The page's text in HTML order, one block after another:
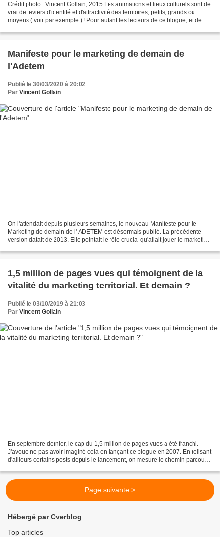
Crédit photo : Vincent Gollain, 2015 Les animations et lieux culturels sont de
vrai de leviers d'identité et d'attractivité des territoires, petits, grands ou
moyens ( voir par exemple ) ! Pour autant les lecteurs de ce blogue, et de
Manifeste pour le marketing de demain de
l'Adetem
Publié le 30/03/2020 à 20:02
Par Vincent Gollain
On l'attendait depuis plusieurs semaines, le nouveau Manifeste pour le
Marketing de demain de l' ADETEM est désormais publié. La précédente
version datait de 2013. Elle pointait le rôle crucial qu'allait jouer le marketing
1,5 million de pages vues qui témoignent de la
vitalité du marketing territorial. Et demain ?
Publié le 03/10/2019 à 21:03
Par Vincent Gollain
En septembre dernier, le cap du 1,5 million de pages vues a été franchi.
J'avoue ne pas avoir imaginé cela en lançant ce blogue en 2007. En relisant
d'ailleurs certains posts depuis le lancement, on mesure le chemin parcouru
Page suivante >
Hébergé par Overblog
Top articles